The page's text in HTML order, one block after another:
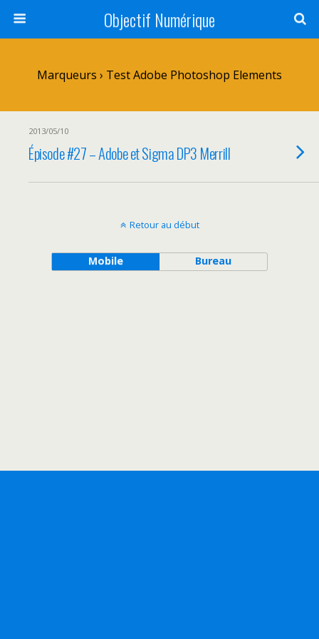
Objectif Numérique
Marqueurs › Test Adobe Photoshop Elements
2013/05/10
Épisode #27 – Adobe et Sigma DP3 Merrill
Retour au début
Mobile Bureau